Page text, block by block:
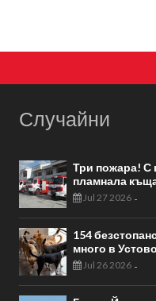
Случайни
Три пожара! С
пламнала
Jul 27 2026-
154
много в
Jul 26 2026-